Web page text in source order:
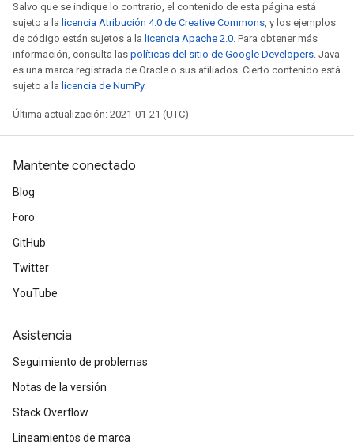
Salvo que se indique lo contrario, el contenido de esta página está
sujeto a la licencia Atribución 4.0 de Creative Commons, y los ejemplos
de código están sujetos a la licencia Apache 2.0. Para obtener más
información, consulta las políticas del sitio de Google Developers. Java
es una marca registrada de Oracle o sus afiliados. Cierto contenido está
sujeto a la licencia de NumPy.
Última actualización: 2021-01-21 (UTC)
Mantente conectado
Blog
Foro
GitHub
Twitter
YouTube
Asistencia
Seguimiento de problemas
Notas de la versión
Stack Overflow
Lineamientos de marca